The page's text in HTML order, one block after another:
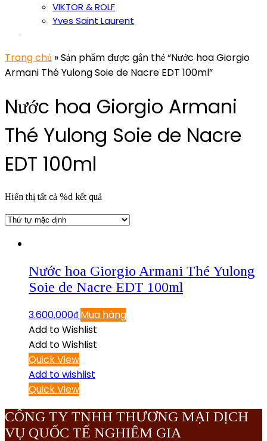
VIKTOR & ROLF
Yves Saint Laurent
Trang chủ » Sản phẩm được gắn thẻ “Nước hoa Giorgio
Armani Thé Yulong Soie de Nacre EDT 100ml”
Nước hoa Giorgio Armani
Thé Yulong Soie de Nacre
EDT 100ml
Hiển thị tất cả %d kết quả
Nước hoa Giorgio Armani Thé Yulong
Soie de Nacre EDT 100ml
3.600.000₫ Mua hàng
Add to Wishlist
Add to Wishlist
Quick View
Add to wishlist
Quick View
CÔNG TY TNHH THƯƠNG MẠI DỊCH
VỤ QUỐC TẾ NGHIÊM GIA